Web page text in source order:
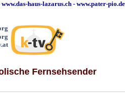
www.das-haus-lazarus.ch - www.pater-pio.de
Fernsehsender